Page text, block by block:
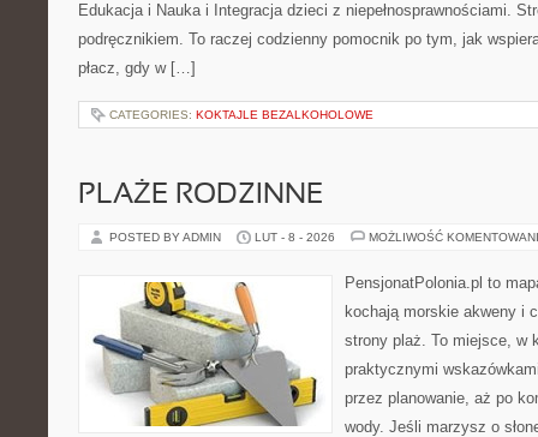
Edukacja i Nauka i Integracja dzieci z niepełnosprawnościami.
podręcznikiem. To raczej codzienny pomocnik po tym, jak
płacz, gdy w […]
CATEGORIES: KOKTAJLE BEZALKOHOLOWE
PLAŻE RODZINNE
POSTED BY ADMIN LUT - 8 - 2026 MOŻLIWOŚĆ
PensjonatPolonia.pl to
kochają morskie akweny i
strony plaż. To miejsce, w
praktycznymi
przez planowanie, aż po
wody. Jeśli marzysz o